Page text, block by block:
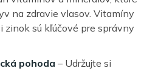
na zdravie vlasov. Vitamíny
zinok sú kľúčové pre správny
pohoda – Udržujte si